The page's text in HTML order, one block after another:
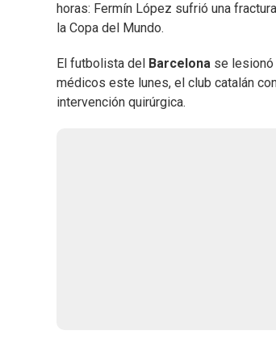
horas: Fermín López sufrió una
la Copa del Mundo.
El futbolista del Barcelona se lesionó
médicos este lunes, el club catalán
intervención quirúrgica.